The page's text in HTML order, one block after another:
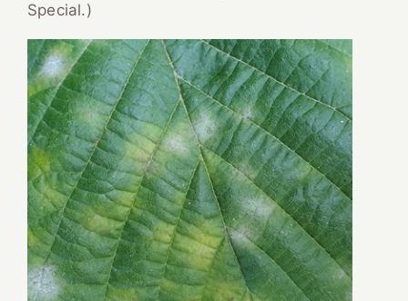
Special.)